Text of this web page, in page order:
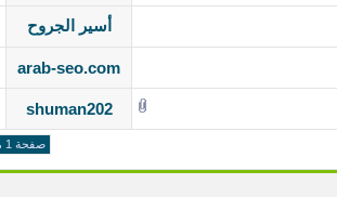
أسير الجروح
arab-seo.com
shuman202
صفحة 1 من 253